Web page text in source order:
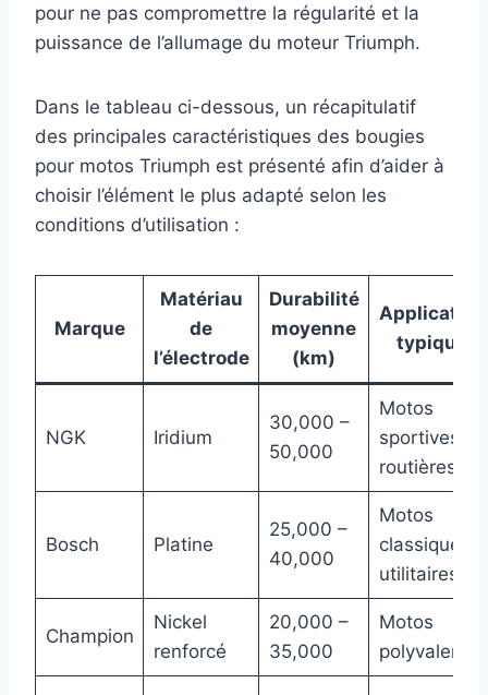
pour ne pas compromettre la régularité et la
puissance de l’allumage du moteur Triumph.
Dans le tableau ci-dessous, un récapitulatif
des principales caractéristiques des bougies
pour motos Triumph est présenté afin d’aider à
choisir l’élément le plus adapté selon les
conditions d’utilisation :
Marque
Matériau
de
l’électrode
Durabilité
moyenne
(km)
typiques
NGK Iridium
30,000 –
50,000
Motos
sportives et
routières
Bosch Platine
25,000 –
40,000
Motos
classiques
utilitaires
Champion
Nickel
renforcé
20,000 –
35,000
Motos
polyvalentes